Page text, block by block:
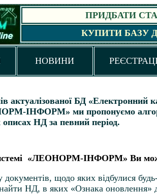
ПРИДБАТИ
КУПИТИ БАЗУ
НОВИНИ
актуалізованої БД «Електронний
ІНФОРМ» ми пропонуємо
описах НД за певний період.
«ЛЕОНОРМ-ІНФОРМ» Ви
щодо яких відбулися
НД, в яких «Ознака